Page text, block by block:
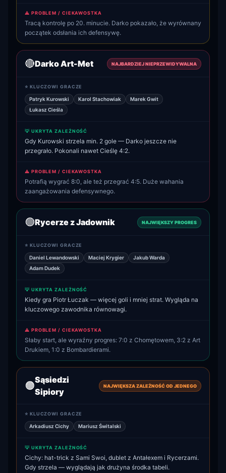
⚠️ PROBLEM / CIEKAWOSTKA
Tracą kontrolę po 20. minucie. Darko pokazało, że wyrównany
początek odsłania ich defensywę.
🔴Darko Art-Met NAJBARDZIEJ NIEPRZEWIDYWALNA
⭐ KLUCZOWI GRACZE
Patryk Kurowski Karol Stachowiak
Marek Gwit
Łukasz Cieśla
💡 UKRYTA ZALEŻNOŚĆ
Gdy Kurowski strzela min. 2 gole — Darko jeszcze nie
przegrało. Pokonali nawet Cieślę 4:2.
⚠️ PROBLEM / CIEKAWOSTKA
Potrafią wygrać 8:0, ale też przegrać 4:5. Duże wahania
zaangażowania defensywnego.
🟢Rycerze z Jadownik NAJWIĘKSZY PROGRES
⭐ KLUCZOWI GRACZE
Daniel Lewandowski Maciej Krygier
Jakub Warda
Adam Dudek
💡 UKRYTA ZALEŻNOŚĆ
Kiedy gra Piotr Łuczak — więcej goli i mniej strat. Wygląda na
kluczowego zawodnika równowagi.
⚠️ PROBLEM / CIEKAWOSTKA
Słaby start, ale wyraźny progres: 7:0 z Chomętowem, 3:2 z Art
Drukiem, 1:0 z Bombardierami.
🟠Sąsiedzi
Sipiory
NAJWIĘKSZA ZALEŻNOŚĆ OD JEDNEGO
⭐ KLUCZOWI GRACZE
Arkadiusz Cichy Mariusz Świtalski
💡 UKRYTA ZALEŻNOŚĆ
Cichy: hat-trick z Sami Swoi, dublet z Antałexem i Rycerzami.
Gdy strzela — wyglądają jak drużyna środka tabeli.